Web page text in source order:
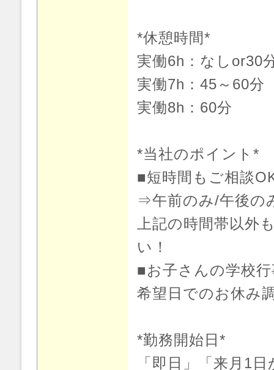
*休憩時間*
実働6h：なしor30
実働7h：45～60分
実働8h：60分
*当社のポイント*
■短時間もご相談
⇒午前のみ/午後の
上記の時間帯以外
い！
■お子さんの学校
希望日でのお休み
*勤務開始日*
「即日」「来月1